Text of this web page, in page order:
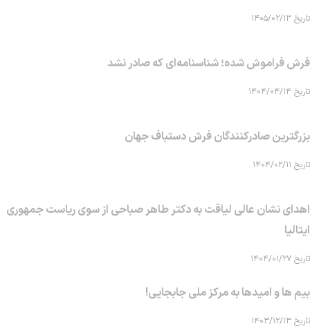
تاریخ ۱۴۰۵/۰۲/۱۳
فرش فراموش شده؛ شناسنامه‌ای که صادر نشد
تاریخ ۱۴۰۴/۰۴/۱۴
بزرگترین صادرکنندگان فرش دستباف جهان
تاریخ ۱۴۰۴/۰۲/۱۱
اهدای نشان عالی لیاقت به دکتر طاهر صباحی از سوی ریاست جمهوری
ایتالیا
تاریخ ۱۴۰۴/۰۱/۲۷
بیم ها و امیدها به مرکز ملی جابجایی!
تاریخ ۱۴۰۳/۱۲/۱۳